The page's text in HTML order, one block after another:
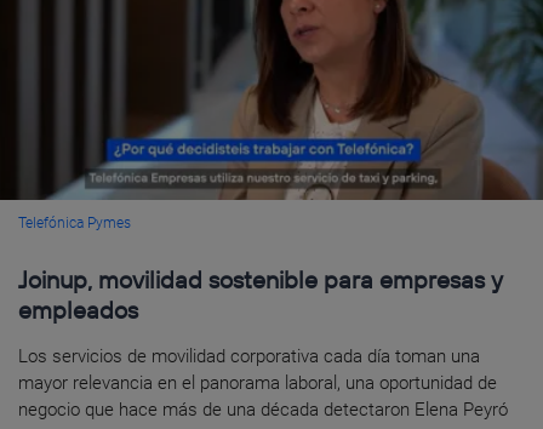
Telefónica Pymes
Joinup, movilidad sostenible para empresas y
empleados
Los servicios de movilidad corporativa cada día toman una
mayor relevancia en el panorama laboral, una oportunidad de
negocio que hace más de una década detectaron Elena Peyró